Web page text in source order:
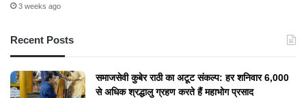
3 weeks ago
Recent Posts
समाजसेवी कुबेर राठी का अटूट संकल्प: हर शनिवार 6,000
से अधिक श्रद्धालु ग्रहण करते हैं महाभोग प्रसाद